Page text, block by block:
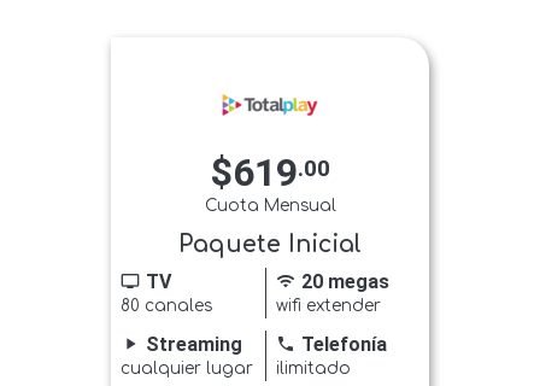
$619.00
Cuota Mensual
Paquete Inicial
tv TV
80 canales
wifi 20 megas
wifi extender
play_arrow Streaming
cualquier lugar
phone Telefonía
ilimitado